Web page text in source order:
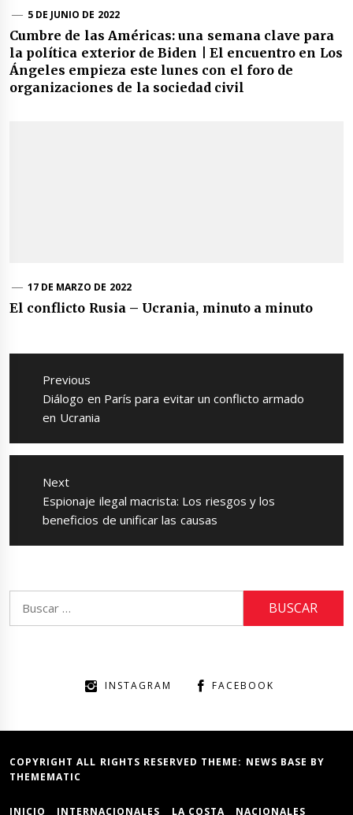
5 DE JUNIO DE 2022
Cumbre de las Américas: una semana clave para
la política exterior de Biden | El encuentro en Los
Ángeles empieza este lunes con el foro de
organizaciones de la sociedad civil
17 DE MARZO DE 2022
El conflicto Rusia – Ucrania, minuto a minuto
Navegación
entradas
Previous
Previous
post:
Diálogo en París para evitar un conflicto armado
en Ucrania
Next
Next
post:
Espionaje ilegal macrista: Los riesgos y los
beneficios de unificar las causas
INSTAGRAM FACEBOOK
COPYRIGHT ALL RIGHTS RESERVED THEME: NEWS BASE BY
THEMEMATIC
INICIO INTERNACIONALES LA COSTA NACIONALES